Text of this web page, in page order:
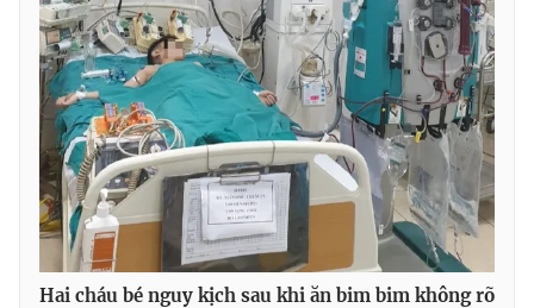
Hai cháu bé nguy kịch sau khi ăn bim bim không rõ